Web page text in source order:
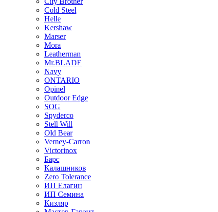
Cold Steel
Helle
Kershaw
Marser
Mora
Leatherman
Mr.BLADE
Navy
ONTARIO
Opinel
Outdoor Edge
SOG
Spyderco
Stell Will
Old Bear
Verney-Carron
Victorinox
Барс
Калашников
Zero Tolerance
ИП Елагин
ИП Семина
Кизляр